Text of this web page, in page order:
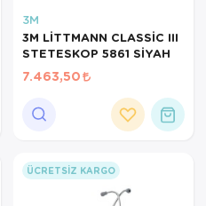
3M
3M LİTTMANN CLASSİC III
STETESKOP 5861 SİYAH
7.463,50
ÜCRETSIZ KARGO